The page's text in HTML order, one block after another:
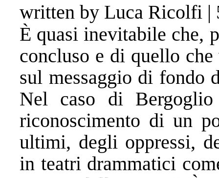
written by Luca Ricolfi |
È quasi inevitabile che,
concluso e di quello
sul messaggio di fondo
Nel caso di
riconoscimento di un
ultimi, degli oppressi,
in teatri drammatici